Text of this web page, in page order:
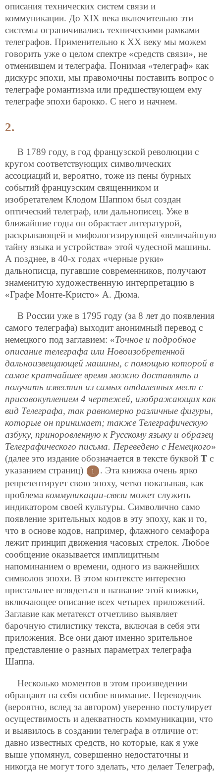
описания технических систем связи и
коммуникации. До XIX века включительно эти
системы ограничивались техническими рамками
телеграфов. Применительно к XX веку мы можем
говорить уже о целом спектре «средств связи», не
отменившем и телеграфа. Понимая «телеграф» как
дискурс эпохи, мы правомочны поставить вопрос о
телеграфе романтизма или предшествующем ему
телеграфе эпохи барокко. С него и начнем.
2.
В 1789 году, в год французской революции с
кругом соответствующих символических
ассоциаций и, вероятно, тоже из пены бурных
событий французским священником и
изобретателем Клодом Шаппом был создан
оптический телеграф, или дальнописец. Уже в
ближайшие годы он обрастает литературой,
раскрывающей и мифологизирующей «величайшую
тайну языка и устройства» этой чудесной машины.
А позднее, в 40-х годах «черные руки»
дальнописца, пугавшие современников, получают
знаменитую художественную интерпретацию в
«Графе Монте-Кристо» А. Дюма.
В России уже в 1795 году (за 8 лет до появления
самого телеграфа) выходит анонимный перевод с
немецкого под заглавием: «Точное и подробное
описание телеграфа или Новоизобретенной
дальноизвещающей машины, с помощью которой в
самое кратчайшее время можно доставлять и
получать известия из самых отдаленных мест с
присовокуплением 4 чертежей, изображающих как
вид Телеграфа, так равномерно различные фигуры,
которые он принимает; также Телеграфическую
азбуку, приноровленную к Русскому языку и образец
Телеграфического письма. Переведено с Немецкого»
(далее это издание обозначается в тексте буквой Т с
указанием страниц)
1
. Эта книжка очень ярко
репрезентирует свою эпоху, четко показывая, как
проблема коммуникации-связи может служить
индикатором своей культуры. Символично само
появление зрительных кодов в эту эпоху, как и то,
что в основе кодов, например, флажного семафора
лежит принцип движения часовых стрелок. Любое
сообщение оказывается имплицитным
напоминанием о времени, одного из важнейших
символов эпохи. В этом контексте интересно
пристальнее вглядеться в название этой книжки,
включающее описание всех четырех приложений.
Заглавие как метатекст отчетливо выявляет
барочную стилистику текста, включая в себя эти
приложения. Все они дают именно зрительное
представление о разных параметрах телеграфа
Шаппа.
Несколько моментов в этом произведении
обращают на себя особое внимание. Переводчик
(вероятно, вслед за автором) уверенно постулирует
осуществимость и адекватность коммуникации, что
и выявилось в создании телеграфа в отличие от:
давно известных средств, но которые, как я уже
выше упомянул, совершенно недостаточны и
никогда не могут того зделать, что делает Телеграф,